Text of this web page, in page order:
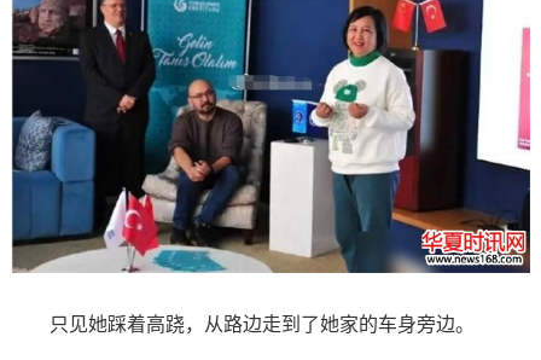
只见她踩着高跷，从路边走到了她家的车身旁边。